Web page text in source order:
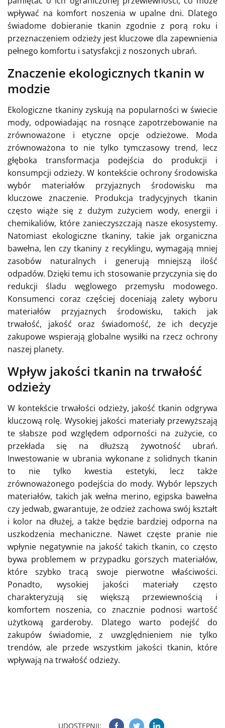
wpływać na komfort noszenia w upalne dni. Dlatego
świadome dobieranie tkanin zgodnie z porą roku i
przeznaczeniem odzieży jest kluczowe dla zapewnienia
pełnego komfortu i satysfakcji z noszonych ubrań.
Znaczenie ekologicznych tkanin w
modzie
Ekologiczne tkaniny zyskują na popularności w świecie
mody, odpowiadając na rosnące zapotrzebowanie na
zrównoważone i etyczne opcje odzieżowe. Moda
zrównoważona to nie tylko tymczasowy trend, lecz
głęboka transformacja podejścia do produkcji i
konsumpcji odzieży. W kontekście ochrony środowiska
wybór materiałów przyjaznych środowisku ma
kluczowe znaczenie. Produkcja tradycyjnych tkanin
często wiąże się z dużym zużyciem wody, energii i
chemikaliów, które zanieczyszczają nasze ekosystemy.
Natomiast ekologiczne tkaniny, takie jak organiczna
bawełna, len czy tkaniny z recyklingu, wymagają mniej
zasobów naturalnych i generują mniejszą ilość
odpadów. Dzięki temu ich stosowanie przyczynia się do
redukcji śladu węglowego przemysłu modowego.
Konsumenci coraz częściej doceniają zalety wyboru
materiałów przyjaznych środowisku, takich jak
trwałość, jakość oraz świadomość, że ich decyzje
zakupowe wspierają globalne wysiłki na rzecz ochrony
naszej planety.
Wpływ jakości tkanin na trwałość
odzieży
W kontekście trwałości odzieży, jakość tkanin odgrywa
kluczową rolę. Wysokiej jakości materiały przewyższają
te słabsze pod względem odporności na zużycie, co
przekłada się na dłuższą żywotność ubrań.
Inwestowanie w ubrania wykonane z solidnych tkanin
to nie tylko kwestia estetyki, lecz także
zrównoważonego podejścia do mody. Wybór lepszych
materiałów, takich jak wełna merino, egipska bawełna
czy jedwab, gwarantuje, że odzież zachowa swój kształt
i kolor na dłużej, a także będzie bardziej odporna na
uszkodzenia mechaniczne. Nawet częste pranie nie
wpłynie negatywnie na jakość takich tkanin, co często
bywa problemem w przypadku gorszych materiałów,
które szybko tracą swoje pierwotne właściwości.
Ponadto, wysokiej jakości materiały często
charakteryzują się większą przewiewnością i
komfortem noszenia, co znacznie podnosi wartość
użytkową garderoby. Dlatego warto podejść do
zakupów świadomie, z uwzględnieniem nie tylko
trendów, ale przede wszystkim jakości tkanin, które
wpływają na trwałość odzieży.
UDOSTĘPNIJ: